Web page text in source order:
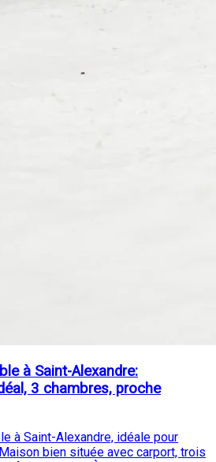
à Saint-Alexandre:
3 chambres, proche
à Saint-Alexandre, idéale pour
bien située avec carport, trois